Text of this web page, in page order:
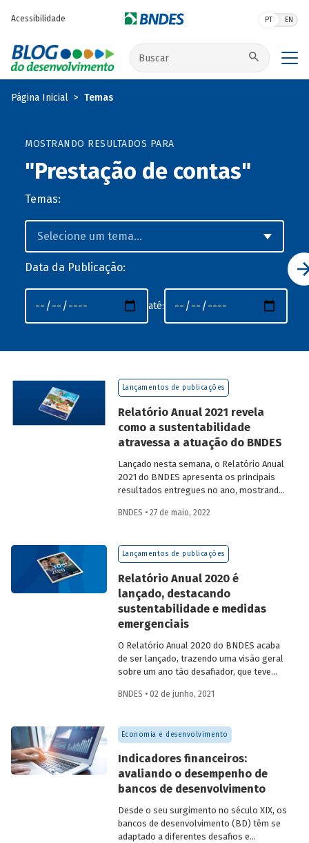
Acessibilidade PT EN
Buscar no site
Página Inicial Temas
MOSTRANDO RESULTADOS PARA
"Prestação de contas"
Temas:
Data da Publicação:
até:
Lançamentos de publicações
Relatório Anual 2021 revela
como a sustentabilidade
atravessa a atuação do BNDES
Lançado nesta semana, o Relatório Anual
2021 do BNDES apresenta os principais
resultados entregues no ano, mostrando
à agenda do desenvolvimento
BNDES • 27 de maio, 2022
Lançamentos de publicações
Relatório Anual 2020 é
lançado, destacando
sustentabilidade e medidas
emergenciais
O Relatório Anual 2020 do BNDES acaba
de ser lançado, trazendo uma visão geral
sobre um ano tão desafiador, que teve
com medidas para atenuar a crise
também uma preocupação cada vez maior
com a agenda ambiental, social e de
BNDES • 02 de junho, 2021
Economia e desenvolvimento
Indicadores financeiros:
avaliando o desempenho de
bancos de desenvolvimento
Desde o seu surgimento no século XIX, os
bancos de desenvolvimento (BD) têm se
adaptado a diferentes desafios e